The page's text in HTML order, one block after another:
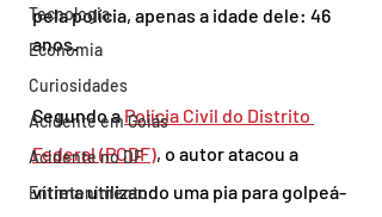
Tecnologia
Economia
Curiosidades
Acidente em Goiás
Acidente no DF
Entretenimento
pela polícia, apenas a idade dele: 46
anos.
Segundo a Polícia Civil do Distrito
Federal (PCDF), o autor atacou a
vítima utilizando uma pia para golpeá-